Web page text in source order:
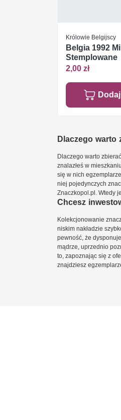
Królowie Belgijscy
Belgia 1992
Stemplowane
2,00 zł
Dlaczego warto
Dlaczego warto
znalazłeś w
się w nich
niej pojedynczych
Znaczkopol.pl. Wtedy
Chcesz
Kolekcjonowanie
niskim nakładzie
pewność, że
mądrze, uprzednio
to, zapoznając się z
znajdziesz